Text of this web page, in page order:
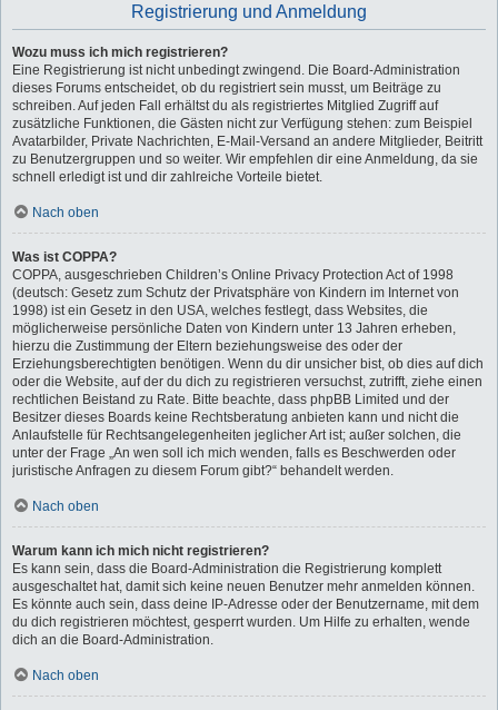
Registrierung und Anmeldung
Wozu muss ich mich registrieren?
Eine Registrierung ist nicht unbedingt zwingend. Die Board-Administration
dieses Forums entscheidet, ob du registriert sein musst, um Beiträge zu
schreiben. Auf jeden Fall erhältst du als registriertes Mitglied Zugriff auf
zusätzliche Funktionen, die Gästen nicht zur Verfügung stehen: zum Beispiel
Avatarbilder, Private Nachrichten, E-Mail-Versand an andere Mitglieder, Beitritt
zu Benutzergruppen und so weiter. Wir empfehlen dir eine Anmeldung, da sie
schnell erledigt ist und dir zahlreiche Vorteile bietet.
Nach oben
Was ist COPPA?
COPPA, ausgeschrieben Children’s Online Privacy Protection Act of 1998
(deutsch: Gesetz zum Schutz der Privatsphäre von Kindern im Internet von
1998) ist ein Gesetz in den USA, welches festlegt, dass Websites, die
möglicherweise persönliche Daten von Kindern unter 13 Jahren erheben,
hierzu die Zustimmung der Eltern beziehungsweise des oder der
Erziehungsberechtigten benötigen. Wenn du dir unsicher bist, ob dies auf dich
oder die Website, auf der du dich zu registrieren versuchst, zutrifft, ziehe einen
rechtlichen Beistand zu Rate. Bitte beachte, dass phpBB Limited und der
Besitzer dieses Boards keine Rechtsberatung anbieten kann und nicht die
Anlaufstelle für Rechtsangelegenheiten jeglicher Art ist; außer solchen, die
unter der Frage „An wen soll ich mich wenden, falls es Beschwerden oder
juristische Anfragen zu diesem Forum gibt?“ behandelt werden.
Nach oben
Warum kann ich mich nicht registrieren?
Es kann sein, dass die Board-Administration die Registrierung komplett
ausgeschaltet hat, damit sich keine neuen Benutzer mehr anmelden können.
Es könnte auch sein, dass deine IP-Adresse oder der Benutzername, mit dem
du dich registrieren möchtest, gesperrt wurden. Um Hilfe zu erhalten, wende
dich an die Board-Administration.
Nach oben